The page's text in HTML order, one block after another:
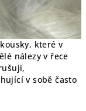
které v
nálezy v řece
v sobě často